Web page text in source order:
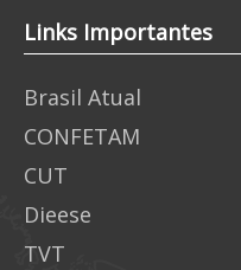
Links Importantes
Brasil Atual
CONFETAM
CUT
Dieese
TVT